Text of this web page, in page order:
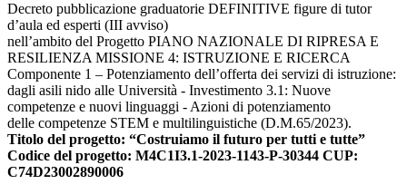
Decreto pubblicazione graduatorie DEFINITIVE figure di tutor
d’aula ed esperti (III avviso)
nell’ambito del Progetto PIANO NAZIONALE DI RIPRESA E
RESILIENZA MISSIONE 4: ISTRUZIONE E RICERCA
Componente 1 – Potenziamento dell’offerta dei servizi di istruzione:
dagli asili nido alle Università - Investimento 3.1: Nuove
competenze e nuovi linguaggi - Azioni di potenziamento
delle competenze STEM e multilinguistiche (D.M.65/2023).
Titolo del progetto: “Costruiamo il futuro per tutti e tutte”
Codice del progetto: M4C1I3.1-2023-1143-P-30344 CUP:
C74D23002890006